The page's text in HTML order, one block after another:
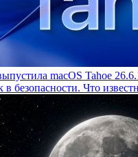
macOS Tahoe
безопасности. Что